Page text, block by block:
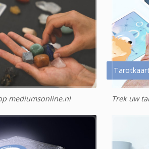
mediumsonline.nl Trek uw